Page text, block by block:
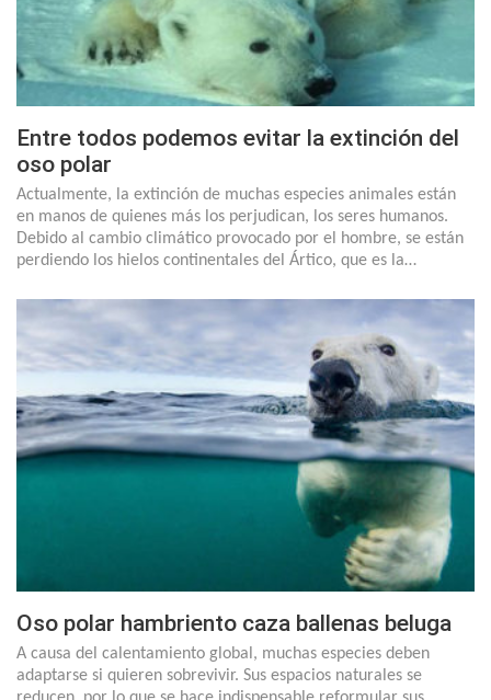
Entre todos podemos evitar la extinción del
oso polar
Actualmente, la extinción de muchas especies animales están
en manos de quienes más los perjudican, los seres humanos.
Debido al cambio climático provocado por el hombre, se están
perdiendo los hielos continentales del Ártico, que es la…
Oso polar hambriento caza ballenas beluga
A causa del calentamiento global, muchas especies deben
adaptarse si quieren sobrevivir. Sus espacios naturales se